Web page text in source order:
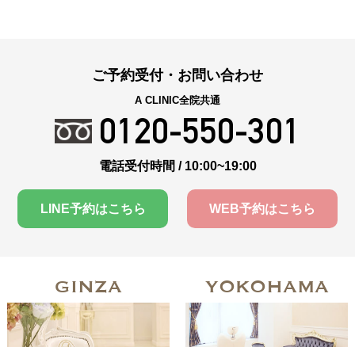
ご予約受付・お問い合わせ
A CLINIC全院共通
0120-550-301
電話受付時間 / 10:00~19:00
LINE予約はこちら WEB予約はこちら
GINZA YOKOHAMA